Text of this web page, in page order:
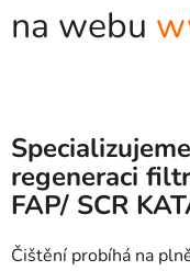
na webu
regeneraci
FAP/ SCR
Čištění probíhá na